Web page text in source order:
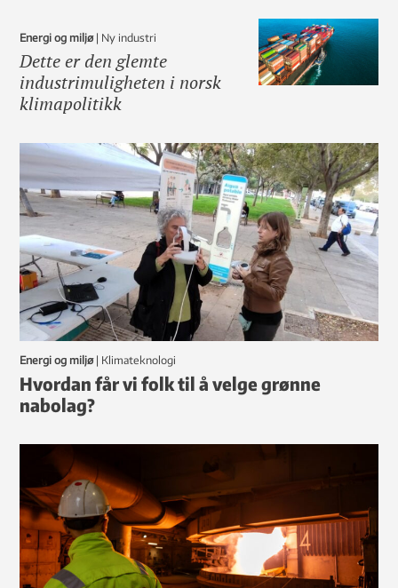
Energi og miljø | ny industri
Dette er den glemte
industrimuligheten i norsk
klimapolitikk
Energi og miljø | klimateknologi
Hvordan får vi folk til å velge grønne
nabolag?